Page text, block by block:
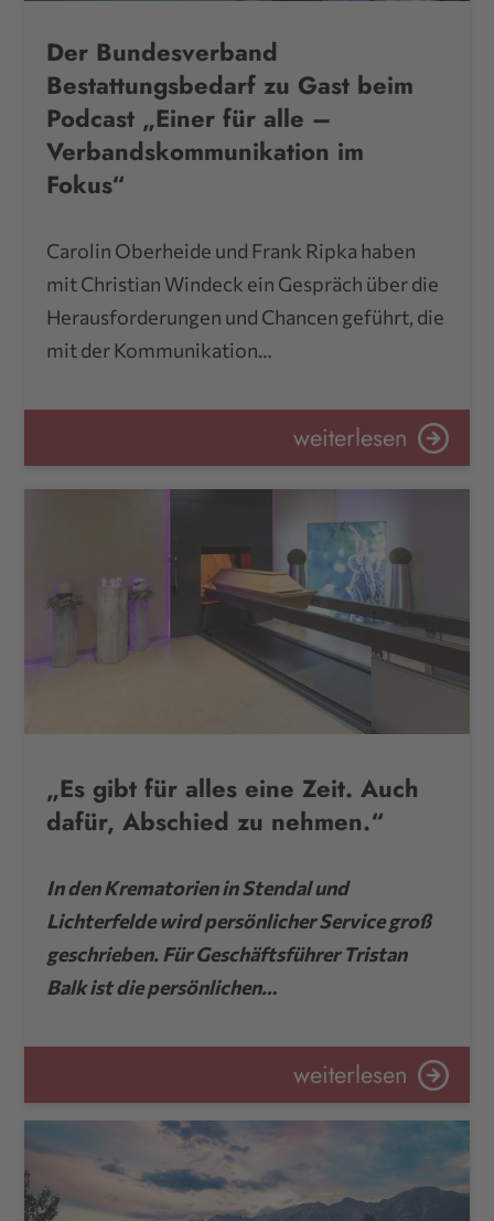
Der Bundesverband
Bestattungsbedarf zu Gast beim
Podcast „Einer für alle –
Verbandskommunikation im
Fokus“
Carolin Oberheide und Frank Ripka haben
mit Christian Windeck ein Gespräch über die
Herausforderungen und Chancen geführt, die
mit der Kommunikation…
weiterlesen
„Es gibt für alles eine Zeit. Auch
dafür, Abschied zu nehmen.“
In den Krematorien in Stendal und
Lichterfelde wird persönlicher Service groß
geschrieben. Für Geschäftsführer Tristan
Balk ist die persönlichen…
weiterlesen